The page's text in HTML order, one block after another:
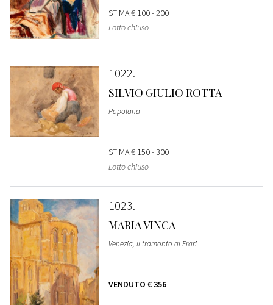
STIMA€ 100 - 200
Lotto chiuso
1022
SILVIO GIULIO ROTTA
Popolana
STIMA€ 150 - 300
Lotto chiuso
1023
MARIA VINCA
Venezia, il tramonto ai Frari
VENDUTO € 356